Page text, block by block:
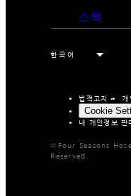
스북
법적고지 개
Cookie
내 개인정보 판
©Four Seasons
Reserved.